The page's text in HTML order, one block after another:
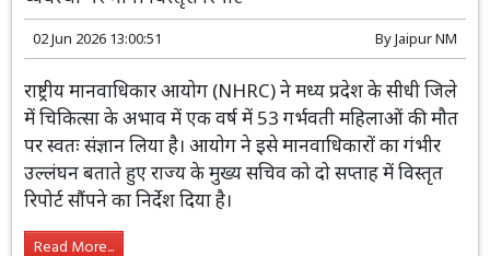
02 Jun 2026 13:00:51 ByJaipur NM
राष्ट्रीय मानवाधिकार आयोग (NHRC) ने मध्य प्रदेश के सीधी जिले
में चिकित्सा के अभाव में एक वर्ष में 53 गर्भवती महिलाओं की मौत
पर स्वतः संज्ञान लिया है। आयोग ने इसे मानवाधिकारों का गंभीर
उल्लंघन बताते हुए राज्य के मुख्य सचिव को दो सप्ताह में विस्तृत
रिपोर्ट सौंपने का निर्देश दिया है।
Read More...